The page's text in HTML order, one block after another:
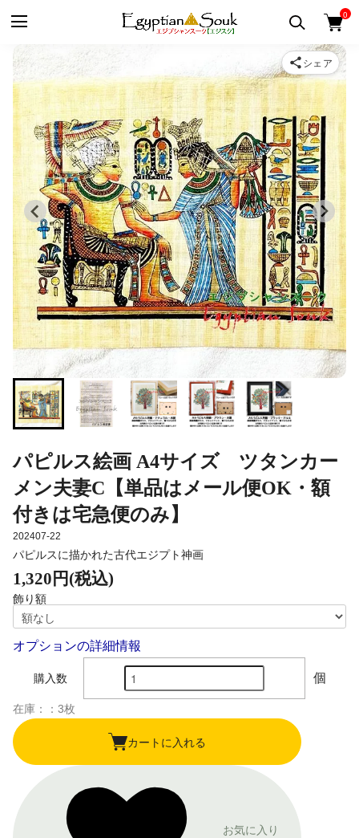
0
パピルス絵画 A4サイズ ツタンカー
メン夫妻C【単品はメール便OK・額
付きは宅急便のみ】
202407-22
パピルスに描かれた古代エジプト神画
1,320円(税込)
飾り額
オプションの詳細情報
購入数 個
在庫：：3枚
カートに入れる
お気に入り
シェア